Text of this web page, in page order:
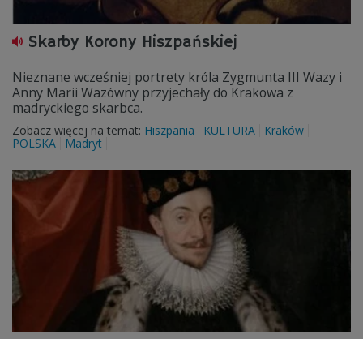
Skarby Korony Hiszpańskiej
Nieznane wcześniej portrety króla Zygmunta III Wazy i
Anny Marii Wazówny przyjechały do Krakowa z
madryckiego skarbca.
Zobacz więcej na temat: Hiszpania KULTURA
Kraków
POLSKA
Madryt